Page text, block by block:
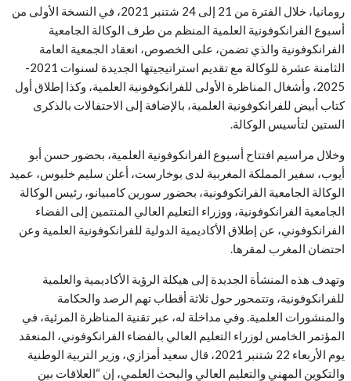
رومانيا، خلال الفترة من 21 إلى 24 شتنبر 2021، في النسخة الأولى من
أسبوع الفرانكوفونية العلمية المنظم من طرف الوكالة الجامعية
الفرانكوفونية والذي تضمن، على الخصوص، انعقاد الجمعية العامة
الثامنة عشرة للوكالة مع تقديم استراتيجيتها الجديدة لسنوات 2021-
2025، وأشغال المناظرة الأولى للفرانكوفونية العلمية، وكذا إطلاق أول
كتاب أبيض للفرانكوفونية العلمية، بالإضافة إلى الاحتفالات بالذكرى
الستين لتأسيس الوكالة.
وخلال مراسيم افتتاح أسبوع الفرانكوفونية العلمية، بحضور حسن أبو
أيوب، سفير المملكة المغربية لدى بوخارست، أعلن سليم خلبوس، عميد
الوكالة الجامعية الفرانكوفونية، بحضور سورين كامبيانو، رئيس الوكالة
الجامعية الفرانكوفونية، ووزراء التعليم العالي المنتمين إلى الفضاء
الفرانكوفوني، عن إطلاق الأكاديمية الدولية للفرانكوفونية العلمية وعن
احتضان المغرب لمقرها.
وتهدف هذه المنشأة الجديدة إلى هيكلة الرؤية الأكاديمية والعلمية
للفرانكوفونية، وتتمحور حول ثلاثة أقطاب تهم الرصد والحكامة
والمنشورات العلمية. وفي مداخلة له، عبر تقنية المناظرة المرئية، في
المؤتمر الخامس لوزراء التعليم العالي بالفضاء الفرانكوفوني، المنعقد
يوم الأربعاء 22 شتنبر 2021، قال سعيد أمزازي، وزير التربية الوطنية
والتكوين المهني والتعليم العالي والبحث العلمي، إن “العلاقات بين